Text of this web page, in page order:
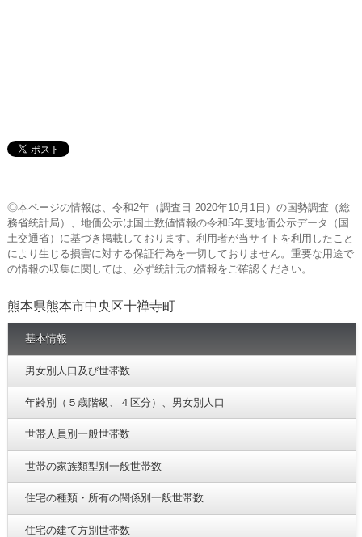
◎本ページの情報は、令和2年（調査日 2020年10月1日）の国勢調査（総
務省統計局）、地価公示は国土数値情報の令和5年度地価公示データ（国
土交通省）に基づき掲載しております。利用者が当サイトを利用したこと
により生じる損害に対する保証行為を一切しておりません。重要な用途で
の情報の収集に関しては、必ず統計元の情報をご確認ください。
熊本県熊本市中央区十禅寺町
基本情報
男女別人口及び世帯数
年齢別（５歳階級、４区分）、男女別人口
世帯人員別一般世帯数
世帯の家族類型別一般世帯数
住宅の種類・所有の関係別一般世帯数
住宅の建て方別世帯数